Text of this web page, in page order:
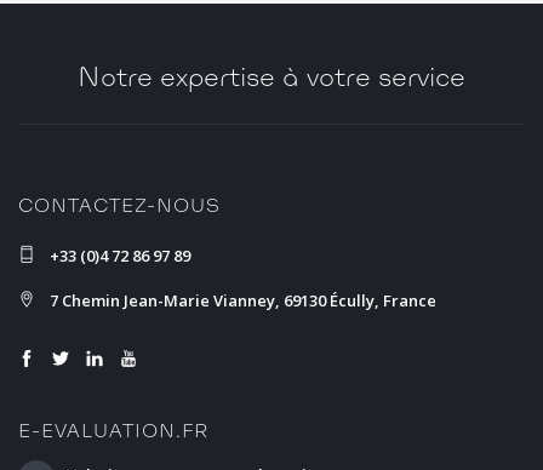
Notre expertise à votre service
CONTACTEZ-NOUS
+33 (0)4 72 86 97 89
7 Chemin Jean-Marie Vianney, 69130 Écully, France
E-EVALUATION.FR